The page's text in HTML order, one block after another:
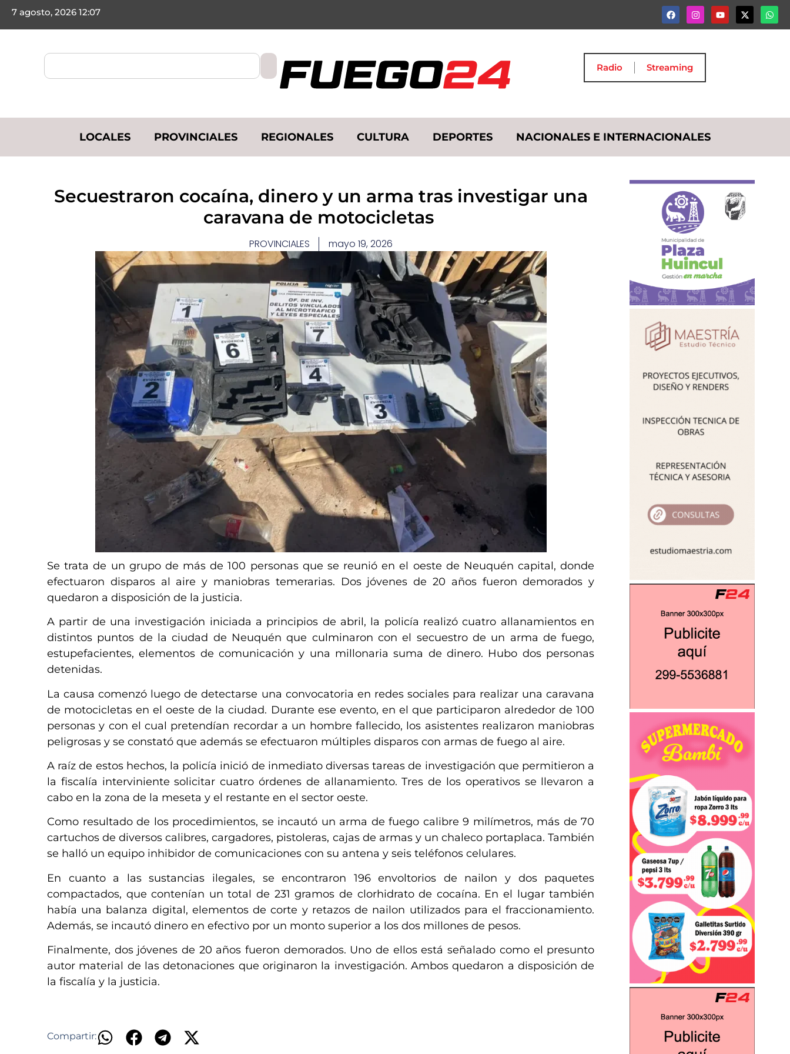
7 agosto, 2026 12:07
Radio Streaming
LOCALES PROVINCIALES REGIONALES CULTURA DEPORTES NACIONALES E INTERNACIONALES
​Secuestraron cocaína, dinero y un arma tras investigar una
caravana de motocicletas ​
PROVINCIALES mayo 19, 2026
Se trata de un grupo de más de 100 personas que se reunió en el oeste de Neuquén capital, donde
efectuaron disparos al aire y maniobras temerarias. Dos jóvenes de 20 años fueron demorados y
quedaron a disposición de la justicia.
A partir de una investigación iniciada a principios de abril, la policía realizó cuatro allanamientos en
distintos puntos de la ciudad de Neuquén que culminaron con el secuestro de un arma de fuego,
estupefacientes, elementos de comunicación y una millonaria suma de dinero. Hubo dos personas
detenidas.
La causa comenzó luego de detectarse una convocatoria en redes sociales para realizar una caravana
de motocicletas en el oeste de la ciudad. Durante ese evento, en el que participaron alrededor de 100
personas y con el cual pretendían recordar a un hombre fallecido, los asistentes realizaron maniobras
peligrosas y se constató que además se efectuaron múltiples disparos con armas de fuego al aire.
A raíz de estos hechos, la policía inició de inmediato diversas tareas de investigación que permitieron a
la fiscalía interviniente solicitar cuatro órdenes de allanamiento. Tres de los operativos se llevaron a
cabo en la zona de la meseta y el restante en el sector oeste.
Como resultado de los procedimientos, se incautó un arma de fuego calibre 9 milímetros, más de 70
cartuchos de diversos calibres, cargadores, pistoleras, cajas de armas y un chaleco portaplaca. También
se halló un equipo inhibidor de comunicaciones con su antena y seis teléfonos celulares.
En cuanto a las sustancias ilegales, se encontraron 196 envoltorios de nailon y dos paquetes
compactados, que contenían un total de 231 gramos de clorhidrato de cocaína. En el lugar también
había una balanza digital, elementos de corte y retazos de nailon utilizados para el fraccionamiento.
Además, se incautó dinero en efectivo por un monto superior a los dos millones de pesos.
Finalmente, dos jóvenes de 20 años fueron demorados. Uno de ellos está señalado como el presunto
autor material de las detonaciones que originaron la investigación. Ambos quedaron a disposición de
la fiscalía y la justicia.
Compartir: